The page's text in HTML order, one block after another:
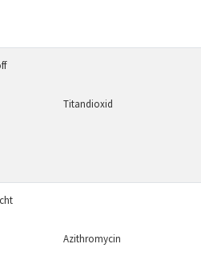
Titandioxid
Azithromycin